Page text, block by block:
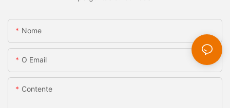
Nome
O Email
Contente